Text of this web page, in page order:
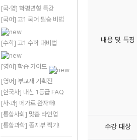
[국·영] 학평변형 특강
[국어] 고1 국어 필승 비법
[수학] 고1 수학 대비법
[영어] 학습 가이드
[영어] 부교재 기획전
[한국사] 내신 1등급 FAQ
[사·과] 메가로 완자해!
[통합사회] 맞춤 라인업
[통합과학] 종지부 찍기!
내용 및 특징
수강 대상